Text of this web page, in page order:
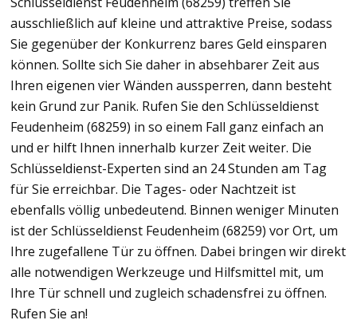
ausschließlich auf kleine und attraktive Preise, sodass
Sie gegenüber der Konkurrenz bares Geld einsparen
können. Sollte sich Sie daher in absehbarer Zeit aus
Ihren eigenen vier Wänden aussperren, dann besteht
kein Grund zur Panik. Rufen Sie den Schlüsseldienst
Feudenheim (68259) in so einem Fall ganz einfach an
und er hilft Ihnen innerhalb kurzer Zeit weiter. Die
Schlüsseldienst-Experten sind an 24 Stunden am Tag
für Sie erreichbar. Die Tages- oder Nachtzeit ist
ebenfalls völlig unbedeutend. Binnen weniger Minuten
ist der Schlüsseldienst Feudenheim (68259) vor Ort, um
Ihre zugefallene Tür zu öffnen. Dabei bringen wir direkt
alle notwendigen Werkzeuge und Hilfsmittel mit, um
Ihre Tür schnell und zugleich schadensfrei zu öffnen.
Rufen Sie an!